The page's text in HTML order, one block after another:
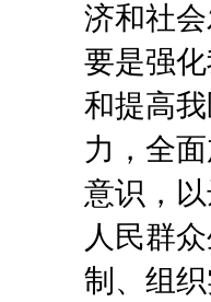
济和社
要是强
和提高
力，全
意识，
人民群
制、组